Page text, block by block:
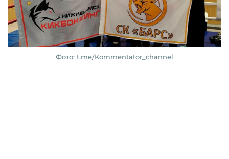
Фото: t.me/Kommentator_channel